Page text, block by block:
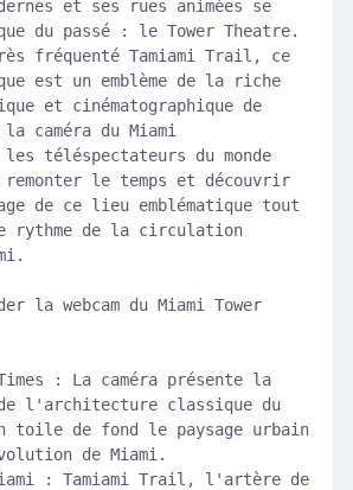
et ses rues animées se
du passé : le Tower Theatre.
fréquenté Tamiami Trail, ce
est un emblème de la riche
et cinématographique de
caméra du Miami
les téléspectateurs du monde
le temps et découvrir
de ce lieu emblématique tout
rythme de la circulation
la webcam du Miami Tower
: La caméra présente la
l'architecture classique du
toile de fond le paysage urbain
de Miami.
: Tamiami Trail, l'artère de